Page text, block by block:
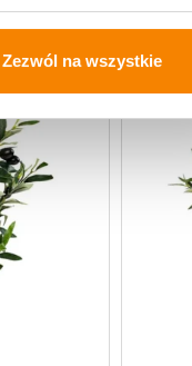
Zezwól na wszystkie
-20%